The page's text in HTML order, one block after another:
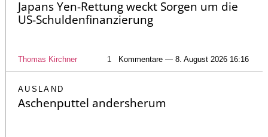
Japans Yen-Rettung weckt Sorgen um die
US-Schuldenfinanzierung
Thomas Kirchner 1 Kommentare — 8. August 2026 16:16
AUSLAND
Aschenputtel andersherum